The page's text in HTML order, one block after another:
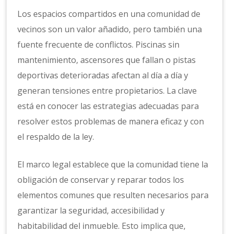
Los espacios compartidos en una comunidad de
vecinos son un valor añadido, pero también una
fuente frecuente de conflictos. Piscinas sin
mantenimiento, ascensores que fallan o pistas
deportivas deterioradas afectan al día a día y
generan tensiones entre propietarios. La clave
está en conocer las estrategias adecuadas para
resolver estos problemas de manera eficaz y con
el respaldo de la ley.
El marco legal establece que la comunidad tiene la
obligación de conservar y reparar todos los
elementos comunes que resulten necesarios para
garantizar la seguridad, accesibilidad y
habitabilidad del inmueble. Esto implica que,